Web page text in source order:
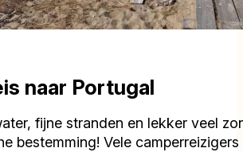
naar Portugal
fijne stranden en lekker veel
bestemming! Vele